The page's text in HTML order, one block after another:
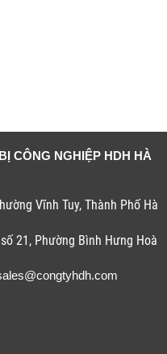
CÔNG NGHIỆP HDH HÀ
Vĩnh Tuy, Thành Phố Hà
21, Phường Bình Hưng Hoà